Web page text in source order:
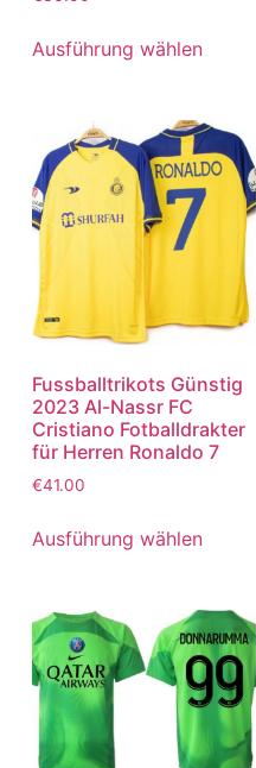
mit
von 5
Ausführung wählen
Fussballtrikots Günstig
2023 Al-Nassr FC
Cristiano Fotballdrakter
für Herren Ronaldo 7
€41.00
Ausführung wählen